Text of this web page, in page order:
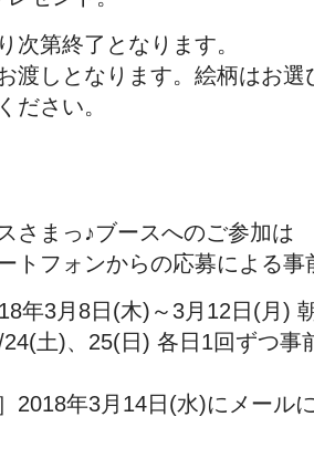
次第終了となります。
渡しとなります。絵柄はお選
ださい。
さまっ♪ブースへのご参加は
トフォンからの応募による事
年3月8日(木)～3月12日(月)
土)、25(日) 各日1回ずつ事
2018年3月14日(水)にメール